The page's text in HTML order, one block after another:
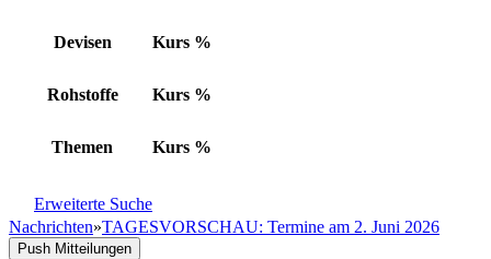
Devisen Kurs %
Rohstoffe Kurs %
Themen Kurs %
Erweiterte Suche
Nachrichten»TAGESVORSCHAU: Termine am 2. Juni 2026
Push Mitteilungen